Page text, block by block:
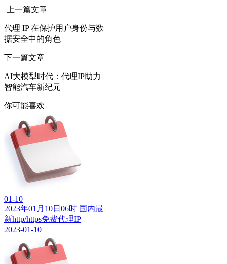
上一篇文章
代理 IP 在保护用户身份与数
据安全中的角色
下一篇文章
AI大模型时代：代理IP助力
智能汽车新纪元
你可能喜欢
01-10
2023年01月10日06时 国内最
新http/https免费代理IP
2023-01-10